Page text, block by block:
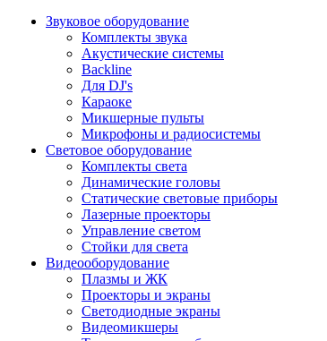
Звуковое оборудование
Комплекты звука
Акустические системы
Backline
Для DJ's
Караоке
Микшерные пульты
Микрофоны и радиосистемы
Световое оборудование
Комплекты света
Динамические головы
Статические световые приборы
Лазерные проекторы
Управление светом
Стойки для света
Видеооборудование
Плазмы и ЖК
Проекторы и экраны
Светодиодные экраны
Видеомикшеры